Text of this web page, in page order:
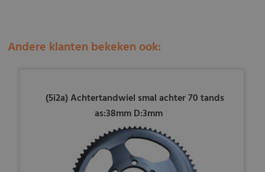
Andere klanten bekeken ook:
(5i2a) Achtertandwiel smal achter 70 tands
as:38mm D:3mm